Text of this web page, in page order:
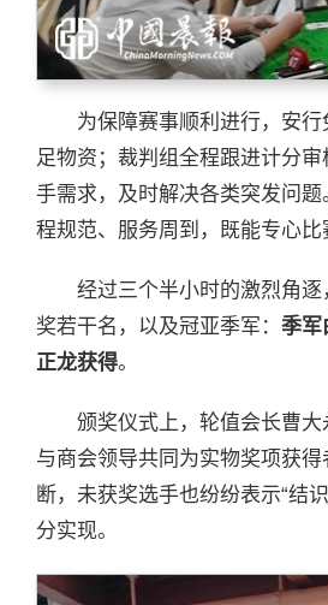
为保障赛事顺利进行，安
足物资；裁判组全程跟进计分
手需求，及时解决各类突发问
程规范、服务周到，既能专心
经过三个半小时的激烈角
奖若干名，以及冠亚季军： 季军
正龙获得。
颁奖仪式上，轮值会长曹
与商会领导共同为实物奖项获
断，未获奖选手也纷纷表示“结
分实现。